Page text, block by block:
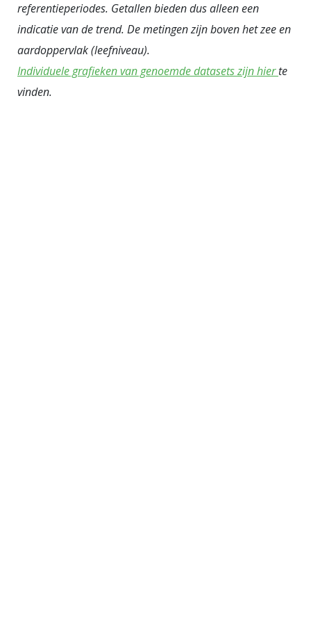
referentieperiodes. Getallen bieden dus alleen een
indicatie van de trend. De metingen zijn boven het zee en
aardoppervlak (leefniveau).
Individuele grafieken van genoemde datasets zijn hierte
vinden.